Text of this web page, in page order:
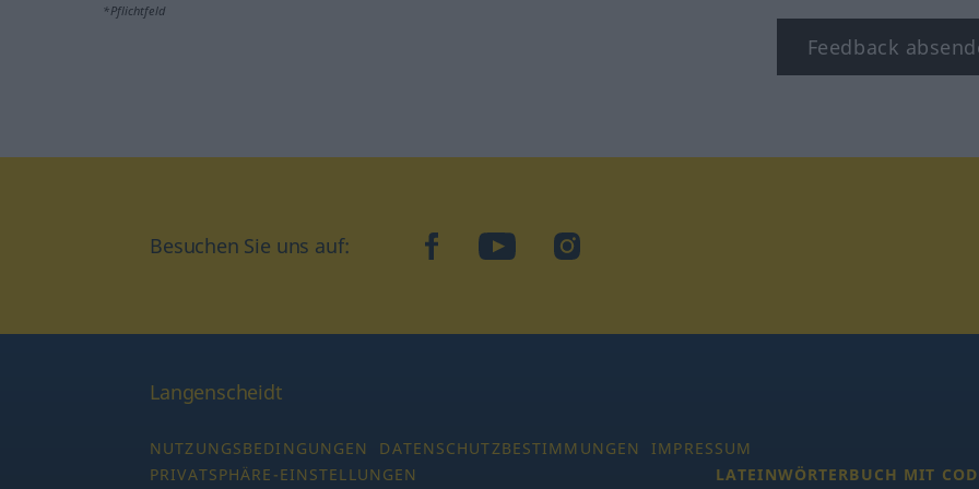
*Pflichtfeld
Feedback
Besuchen Sie uns auf: facebookYouTubeInstagram
Langenscheidt
NUTZUNGSBEDINGUNGEN DATENSCHUTZBESTIMMUNGEN
IMPRESSUM
PRIVATSPHÄRE-EINSTELLUNGEN
LATEINWÖRTERBUCH MIT